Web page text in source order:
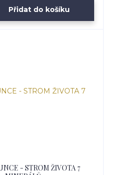
Přidat do košíku
- STROM ŽIVOTA 7